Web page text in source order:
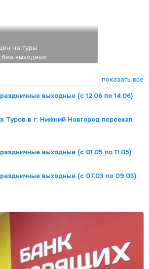
на туры
без выходных
показать все
выходные (с 12.06 по 14.06)
Туров в г. Нижний Новгород переехал:
выходные (с 01.05 по 11.05)
выходные (с 07.03 по 09.03)